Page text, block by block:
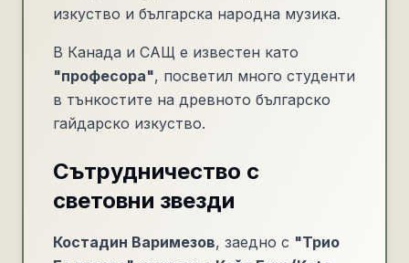
изкуство и българска народна музика.
В Канада и САЩ е известен като
"професора", посветил много студенти
в тънкостите на древното българско
гайдарско изкуство.
Сътрудничество с
световни звезди
Костадин Варимезов, заедно с "Трио